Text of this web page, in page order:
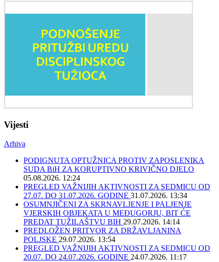
Vijesti
Arhiva
PODIGNUTA OPTUŽNICA PROTIV ZAPOSLENIKA
SUDA BiH ZA KORUPTIVNO KRIVIČNO DJELO
05.08.2026. 12:24
PREGLED VAŽNIJIH AKTIVNOSTI ZA SEDMICU OD
27.07. DO 31.07.2026. GODINE 31.07.2026. 13:34
OSUMNJIČENI ZA SKRNAVLJENJE I PALJENJE
VJERSKIH OBJEKATA U MEĐUGORJU, BIT ĆE
PREDAT TUŽILAŠTVU BIH 29.07.2026. 14:14
PREDLOŽEN PRITVOR ZA DRŽAVLJANINA
POLJSKE 29.07.2026. 13:54
PREGLED VAŽNIJIH AKTIVNOSTI ZA SEDMICU OD
20.07. DO 24.07.2026. GODINE 24.07.2026. 11:17